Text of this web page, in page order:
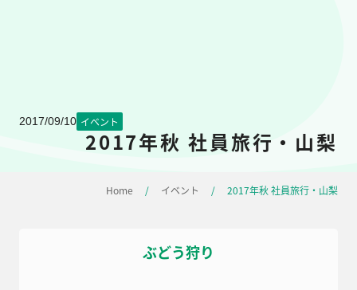
2017/09/10 イベント
2017年秋 社員旅行・山梨
Home / イベント / 2017年秋 社員旅行・山梨
ぶどう狩り